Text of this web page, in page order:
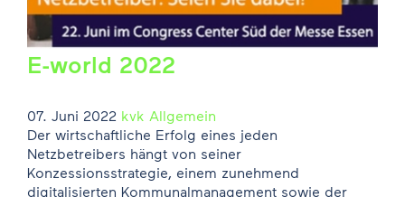
E-world 2022
07. Juni 2022 kvk Allgemein
Der wirtschaftliche Erfolg eines jeden
Netzbetreibers hängt von seiner
Konzessionsstrategie, einem zunehmend
digitalisierten Kommunalmanagement sowie der